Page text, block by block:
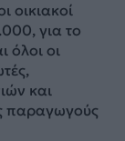
οικιακοί
για το
όλοι οι
και
παραγωγούς